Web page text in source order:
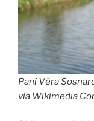
Paní Věra
via Wikimedia